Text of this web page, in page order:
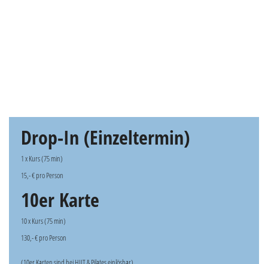
Drop-In (Einzeltermin)
1 x Kurs (75 min)
15,- € pro Person
10er Karte
10 x Kurs (75 min)
130,- € pro Person